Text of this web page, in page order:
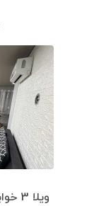
ویلا 3 خوابه ساحلی دارای استخر و پارکینگ